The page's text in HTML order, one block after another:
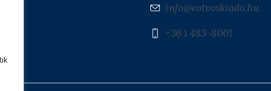
info@eotvoskiado.hu
+36 1 483-8001